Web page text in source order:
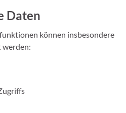
Daten
können insbesondere
werden: